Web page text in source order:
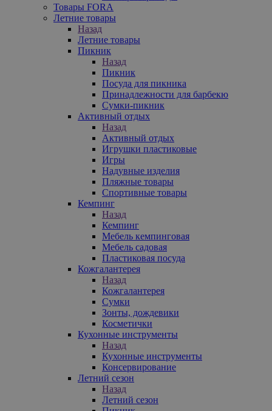
Товары FORA
Летние товары
Назад
Летние товары
Пикник
Назад
Пикник
Посуда для пикника
Принадлежности для барбекю
Сумки-пикник
Активный отдых
Назад
Активный отдых
Игрушки пластиковые
Игры
Надувные изделия
Пляжные товары
Спортивные товары
Кемпинг
Назад
Кемпинг
Мебель кемпинговая
Мебель садовая
Пластиковая посуда
Кожгалантерея
Назад
Кожгалантерея
Сумки
Зонты, дождевики
Косметички
Кухонные инструменты
Назад
Кухонные инструменты
Консервирование
Летний сезон
Назад
Летний сезон